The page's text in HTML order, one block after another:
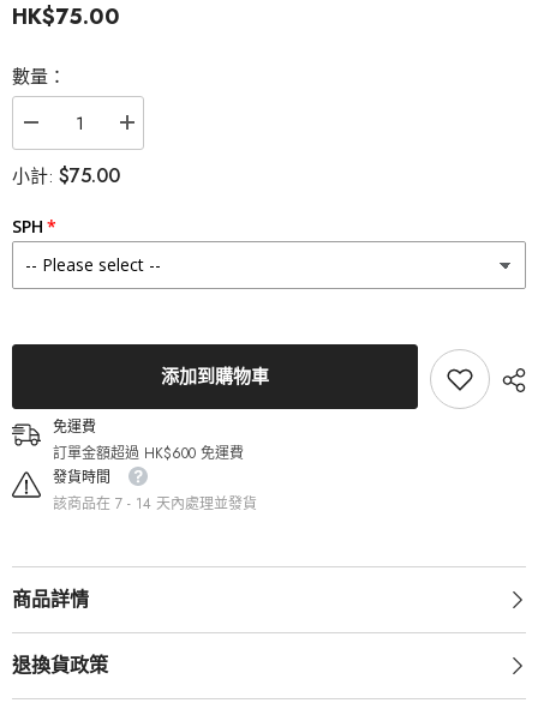
HK$75.00
數量：
Lenstown
芝
瞳
Odd
（1
片）
數
增
瞳
Odd
片）
的
數
量
小計: $75.00
SPH
添加到購物車
免運費
訂單金額超過 HK$600 免運費
發貨時間
該商品在 7 - 14 天內處理並發貨
商品詳情
退換貨政策